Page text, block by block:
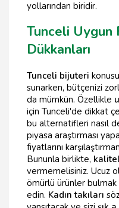
yollarından biridir.
Tunceli Uygun
Dükkanları
Tunceli bijuteri
sunarken, bütçenizi
da mümkün. Özellikle
için Tunceli'de dikkat
bu alternatifleri nasıl
piyasa araştırması
fiyatlarını
Bununla birlikte,
vermemelisiniz. Ucuz
ömürlü ürünler
edin. Kadın takıları